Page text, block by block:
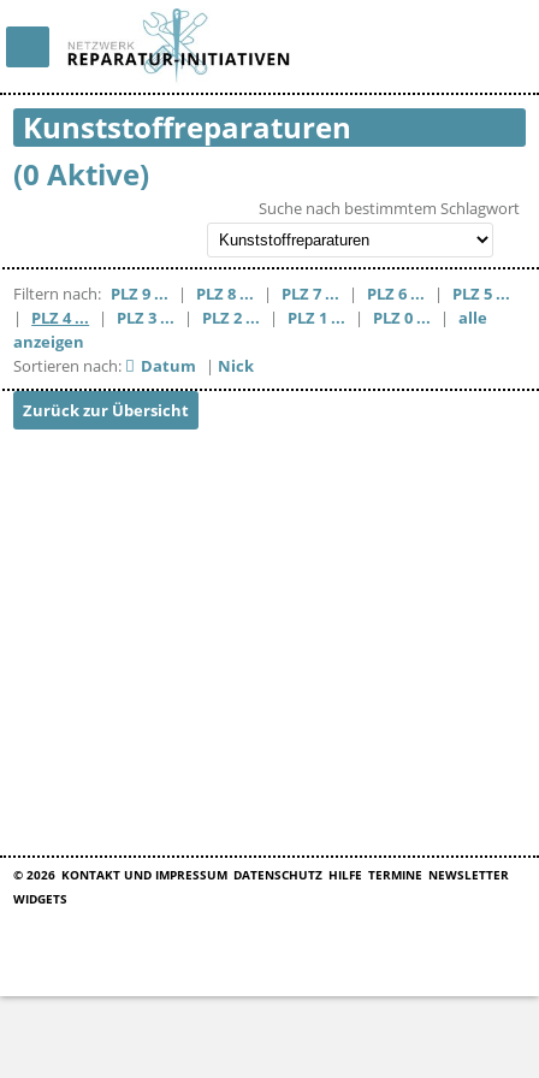
Kunststoffreparaturen
(0 Aktive)
Suche nach bestimmtem Schlagwort
Filtern nach: PLZ 9 ... | PLZ 8 ... | PLZ 7 ... | PLZ 6 ... |
PLZ 5 ...
|
PLZ 4 ... | PLZ 3 ... | PLZ 2 ... | PLZ 1 ... | PLZ 0 ... |
alle
anzeigen
Sortieren nach:
Datum | Nick
Zurück zur Übersicht
© 2026 KONTAKT UND IMPRESSUM DATENSCHUTZ HILFE TERMINE NEWSLETTER
WIDGETS